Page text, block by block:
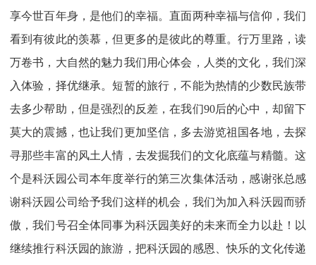
享今世百年身，是他们的幸福。直面两种幸福与信仰，我们
看到有彼此的羡慕，但更多的是彼此的尊重。行万里路，读
万卷书，大自然的魅力我们用心体会，人类的文化，我们深
入体验，择优继承。短暂的旅行，不能为热情的少数民族带
去多少帮助，但是强烈的反差，在我们90后的心中，却留下
莫大的震撼，也让我们更加坚信，多去游览祖国各地，去探
寻那些丰富的风土人情，去发掘我们的文化底蕴与精髓。这
个是科沃园公司本年度举行的第三次集体活动，感谢张总感
谢科沃园公司给予我们这样的机会，我们为加入科沃园而骄
傲，我们号召全体同事为科沃园美好的未来而全力以赴！以
继续推行科沃园的旅游，把科沃园的感恩、快乐的文化传递